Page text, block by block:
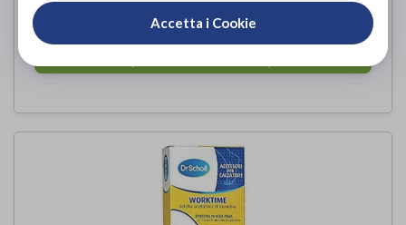
di Accetta i Cookie